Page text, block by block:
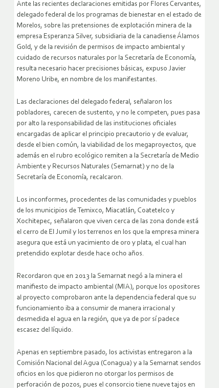
Ante las recientes declaraciones emitidas por Flores Cervantes,
delegado federal de los programas de bienestar en el estado de
Morelos, sobre las pretensiones de explotación minera de la
empresa Esperanza Silver, subsidiaria de la canadiense Álamos
Gold, y de la revisión de permisos de impacto ambiental y
cuidado de recursos naturales por la Secretaría de Economía,
resulta necesario hacer precisiones básicas, expuso Javier
Moreno Uribe, en nombre de los manifestantes.
Las declaraciones del delegado federal, señalaron los
pobladores, carecen de sustento, y no le competen, pues pasa
por alto la responsabilidad de las instituciones oficiales
encargadas de aplicar el principio precautorio y de evaluar,
desde el bien común, la viabilidad de los megaproyectos, que
además en el rubro ecológico remiten a la Secretaría de Medio
Ambiente y Recursos Naturales (Semarnat) y no de la
Secretaría de Economía, recalcaron.
Los inconformes, procedentes de las comunidades y pueblos
de los municipios de Temixco, Miacatlán, Coatetelco y
Xochitepec, señalaron que viven cerca de las zona donde está
el cerro de El Jumil y los terrenos en los que la empresa minera
asegura que está un yacimiento de oro y plata, el cual han
pretendido explotar desde hace ocho años.
Recordaron que en 2013 la Semarnat negó a la minera el
manifiesto de impacto ambiental (MIA), porque los opositores
al proyecto comprobaron ante la dependencia federal que su
funcionamiento iba a consumir de manera irracional y
desmedida el agua en la región, que ya de por sí padece
escasez del líquido.
Apenas en septiembre pasado, los activistas entregaron a la
Comisión Nacional del Agua (Conagua) y a la Semarnat sendos
oficios en los que pidieron no otorgar los permisos de
perforación de pozos, pues el consorcio tiene nueve tajos en